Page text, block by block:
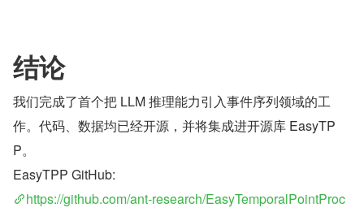
结论
我们完成了首个把 LLM 推理能力引入事件序列领域的工
作。代码、数据均已经开源，并将集成进开源库 EasyTP
P。
EasyTPP GitHub:
https://github.com/ant-research/EasyTemporalPointProc